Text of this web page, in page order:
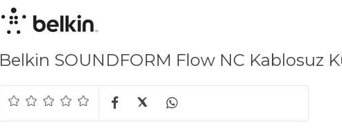
Belkin SOUNDFORM Flow NC Kablosuz